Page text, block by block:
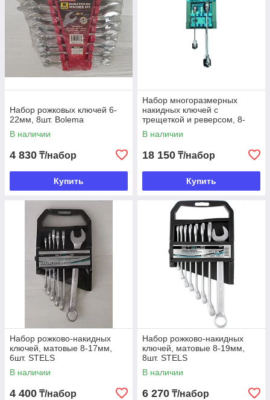
Набор рожковых ключей 6-
22мм, 8шт. Bolema
В наличии
4 830 ₸/набор
Купить
Набор многоразмерных
накидных ключей с
трещеткой и реверсом, 8-
19мм, 2шт. Gross
В наличии
18 150 ₸/набор
Купить
Набор рожково-накидных
ключей, матовые 8-17мм,
6шт. STELS
В наличии
4 400 ₸/набор
Набор рожково-накидных
ключей, матовые 8-19мм,
8шт. STELS
В наличии
6 270 ₸/набор